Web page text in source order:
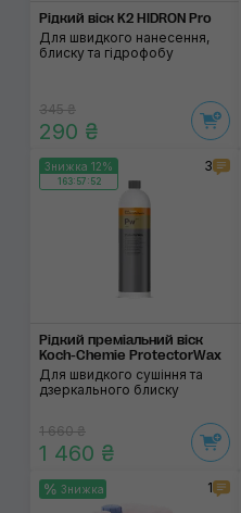
Рідкий віск K2 HIDRON Pro
Для швидкого нанесення,
блиску та гідрофобу
345 ₴
290 ₴
Знижка 12%
163:57:52
3
Рідкий преміальний віск
Koch-Chemie ProtectorWax
Для швидкого сушіння та
дзеркального блиску
1 660 ₴
1 460 ₴
Знижка 1